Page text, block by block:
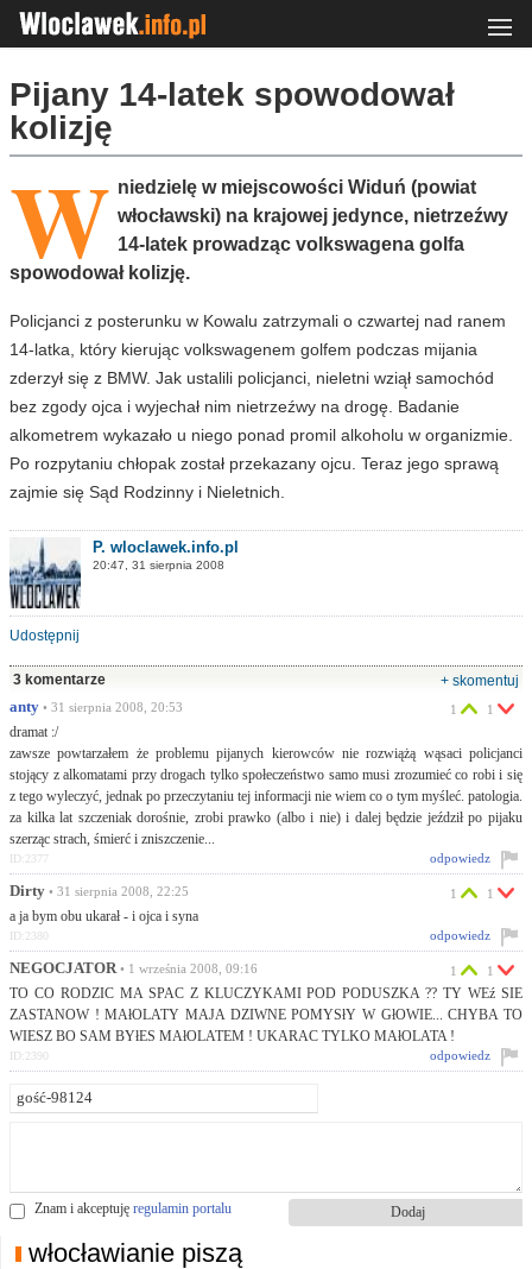
Pijany 14-latek spowodował
kolizję
W niedzielę w miejscowości Widuń (powiat
włocławski) na krajowej jedynce, nietrzeźwy
14-latek prowadząc volkswagena golfa
spowodował kolizję.
Policjanci z posterunku w Kowalu zatrzymali o czwartej nad ranem
14-latka, który kierując volkswagenem golfem podczas mijania
zderzył się z BMW. Jak ustalili policjanci, nieletni wziął samochód
bez zgody ojca i wyjechał nim nietrzeźwy na drogę. Badanie
alkometrem wykazało u niego ponad promil alkoholu w organizmie.
Po rozpytaniu chłopak został przekazany ojcu. Teraz jego sprawą
zajmie się Sąd Rodzinny i Nieletnich.
P. wloclawek.info.pl
20:47, 31 sierpnia 2008
Udostępnij
3 komentarze
+ skomentuj
anty • 31 sierpnia 2008, 20:53
dramat :/
zawsze powtarzałem że problemu pijanych kierowców nie rozwiążą wąsaci policjanci
stojący z alkomatami przy drogach tylko społeczeństwo samo musi zrozumieć co robi i się
z tego wyleczyć, jednak po przeczytaniu tej informacji nie wiem co o tym myśleć. patologia.
za kilka lat szczeniak dorośnie, zrobi prawko (albo i nie) i dalej będzie jeździł po pijaku
szerząc strach, śmierć i zniszczenie...
1 1
odpowiedz
ID:2377
Dirty • 31 sierpnia 2008, 22:25
a ja bym obu ukarał - i ojca i syna
1 1
odpowiedz
ID:2380
NEGOCJATOR • 1 września 2008, 09:16
TO CO RODZIC MA SPAC Z KLUCZYKAMI POD PODUSZKA ?? TY WEź SIE
ZASTANOW ! MAłOLATY MAJA DZIWNE POMYSłY W GłOWIE... CHYBA TO
WIESZ BO SAM BYłES MAłOLATEM ! UKARAC TYLKO MAłOLATA !
1 1
odpowiedz
ID:2390
Znam i akceptuję regulamin portalu
włocławianie piszą